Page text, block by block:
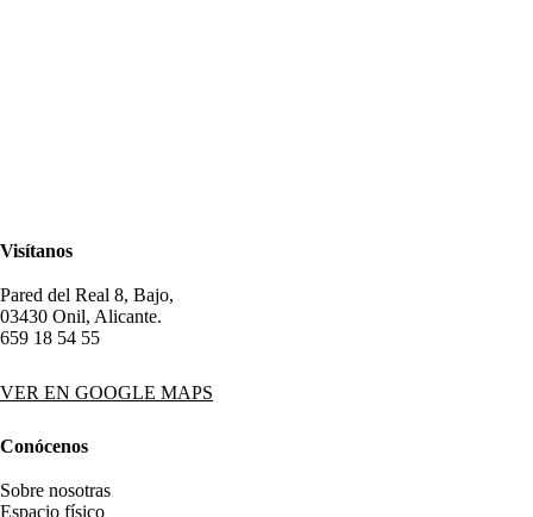
Visítanos
Pared del Real 8, Bajo,
03430 Onil, Alicante.
659 18 54 55
VER EN GOOGLE MAPS
Conócenos
Sobre nosotras
Espacio físico